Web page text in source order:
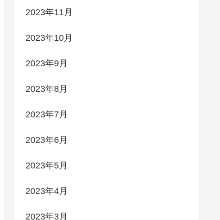
2023年11月
2023年10月
2023年9月
2023年8月
2023年7月
2023年6月
2023年5月
2023年4月
2023年3月